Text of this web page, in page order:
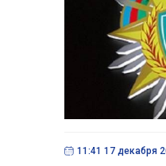
11:41 17 декабря